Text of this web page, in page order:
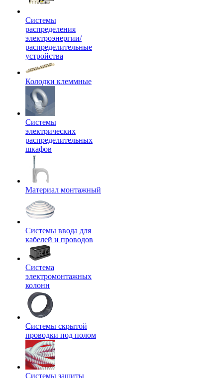
Системы
распределения
электроэнергии/
распределительные
устройства
Колодки клеммные
Системы
электрических
распределительных
шкафов
Материал монтажный
Системы ввода для
кабелей и проводов
Система
электромонтажных
колонн
Системы скрытой
проводки под полом
Системы защиты